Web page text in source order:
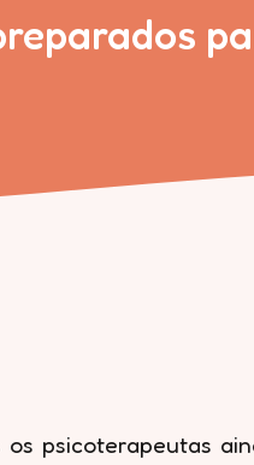
psicoterapeutas